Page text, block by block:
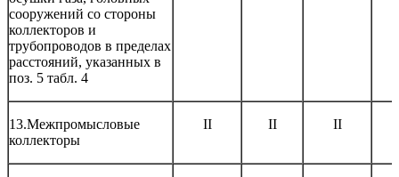
сооружений со стороны
коллекторов и
трубопроводов в пределах
расстояний, указанных в
поз. 5 табл. 4
13.Межпромысловые
коллекторы
II II II